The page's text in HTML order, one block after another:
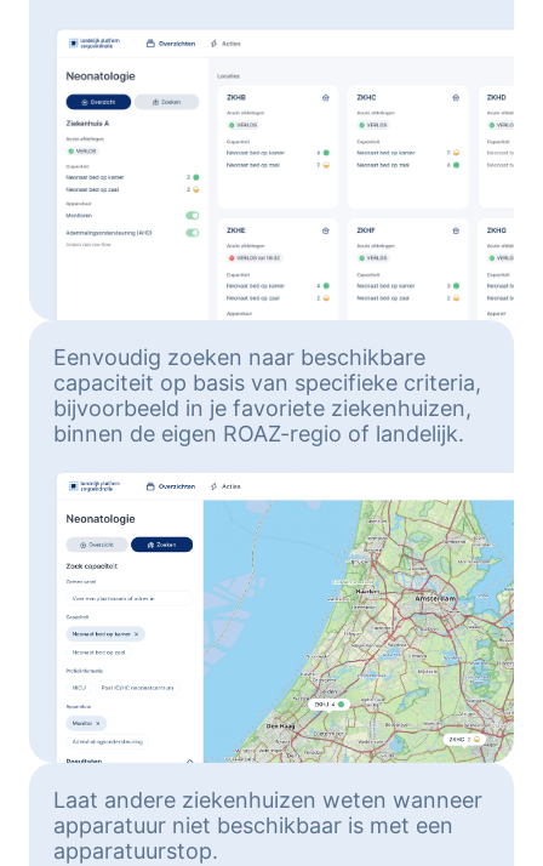
Eenvoudig zoeken naar beschikbare
capaciteit op basis van specifieke criteria,
bijvoorbeeld in je favoriete ziekenhuizen,
binnen de eigen ROAZ-regio of landelijk.
Laat andere ziekenhuizen weten wanneer
apparatuur niet beschikbaar is met een
apparatuurstop.